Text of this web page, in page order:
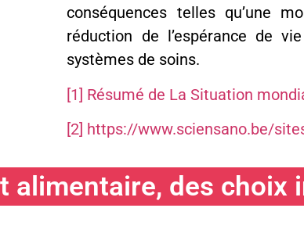
conséquences telles qu’une
réduction de l’espérance de
systèmes de soins.
[1] Résumé de La Situation
[2] https://www.sciensano.be/
alimentaire, des choix